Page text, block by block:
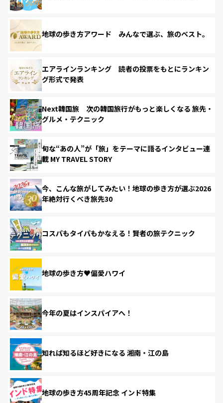
地球の歩き方アワード みんなで選ぶ、旅のベスト。
エアラインランキング 読者の投票をもとにランキン
グ形式で発表
Next韓国旅 次の韓国旅行がもっと楽しくなる 旅先・
グルメ・テクニック
旬な“あの人”が「旅」をテーマに語るインタビュー連
載 MY TRAVEL STORY
今、こんな旅がしてみたい！地球の歩き方が選ぶ2026
年絶対行くべき旅先30
コスパもタイパもかなえる！賢者の旅テクニック
地球の歩き方♥偏愛ハワイ
今年の夏はインスパイアへ！
知れば知るほど好きになる 湘南・江の島
地球の歩き方45周年記念 インド特集